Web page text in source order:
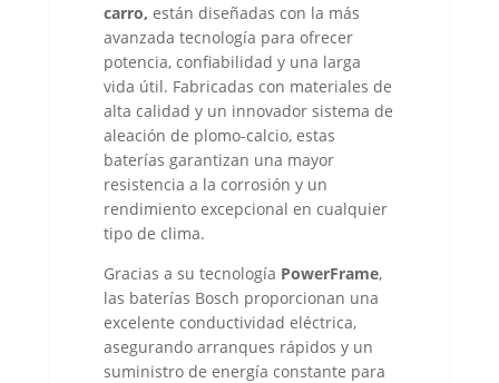
carro, están diseñadas con la más
avanzada tecnología para ofrecer
potencia, confiabilidad y una larga
vida útil. Fabricadas con materiales de
alta calidad y un innovador sistema de
aleación de plomo-calcio, estas
baterías garantizan una mayor
resistencia a la corrosión y un
rendimiento excepcional en cualquier
tipo de clima.
Gracias a su tecnología PowerFrame,
las baterías Bosch proporcionan una
excelente conductividad eléctrica,
asegurando arranques rápidos y un
suministro de energía constante para